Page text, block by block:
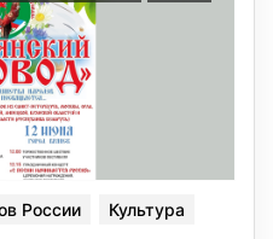
России Культура